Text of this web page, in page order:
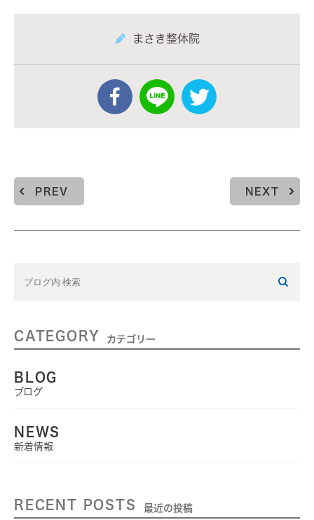
まさき整体院
PREV NEXT
CATEGORY カテゴリー
BLOG
ブログ
NEWS
新着情報
RECENT POSTS 最近の投稿